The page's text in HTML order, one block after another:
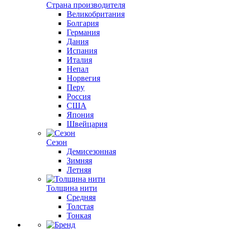
Страна производителя
Великобритания
Болгария
Германия
Дания
Испания
Италия
Непал
Норвегия
Перу
Россия
США
Япония
Швейцария
Сезон
Демисезонная
Зимняя
Летняя
Толщина нити
Средняя
Толстая
Тонкая